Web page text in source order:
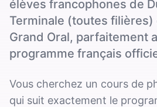
élèves francophones de
Terminale (toutes filières)
Grand Oral, parfaitement
programme français
Vous cherchez un cours de
qui suit exactement le